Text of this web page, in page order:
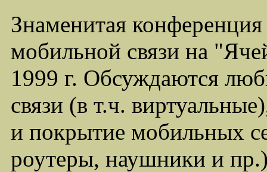
Знаменитая
мобильной связи на
1999 г. Обсуждаются
связи (в т.ч.
и покрытие мобильных
роутеры, наушники и